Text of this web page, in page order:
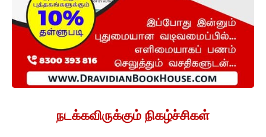
நடக்கவிருக்கும் நிகழ்ச்சிகள்